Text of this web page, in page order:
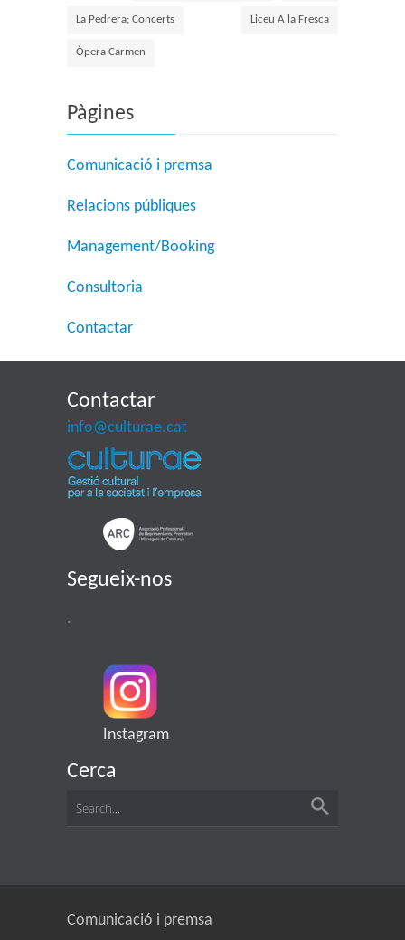
La Pedrera; Concerts Liceu A la Fresca
Òpera Carmen
Pàgines
Comunicació i premsa
Relacions públiques
Management/Booking
Consultoria
Contactar
Contactar
info@culturae.cat
Segueix-nos
.
Instagram
Cerca
Comunicació i premsa